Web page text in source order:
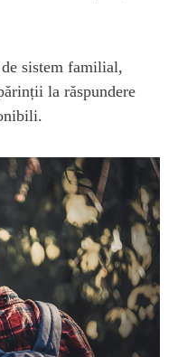
sistem familial,
la răspundere